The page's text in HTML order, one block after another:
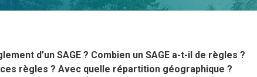
d’un SAGE ? Combien un SAGE a-t-il de règles ?
règles ? Avec quelle répartition géographique ?